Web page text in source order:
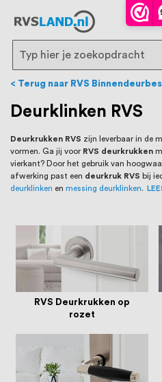
RVS Land is een
bijna 20 jaar
voor binnen- en
trapleuningen,
ventilatieroosters en
webshop vind je het
van Nederland en
100.000
tevens een eigen
RVS op maat
jouw specifieke
oprichting staat
ons voorop, want we
goede relatie met
Search
Terug naar RVS
Deurklinken RVS
Deurkrukken RVS zijn leverbaar in de
vormen. Ga jij voor RVS deurkrukken
vierkant? Door het gebruik van
afwerking past een deurkruk RVS bij
deurklinken en messing deurklinken.
RVS Deurkrukken op
rozet